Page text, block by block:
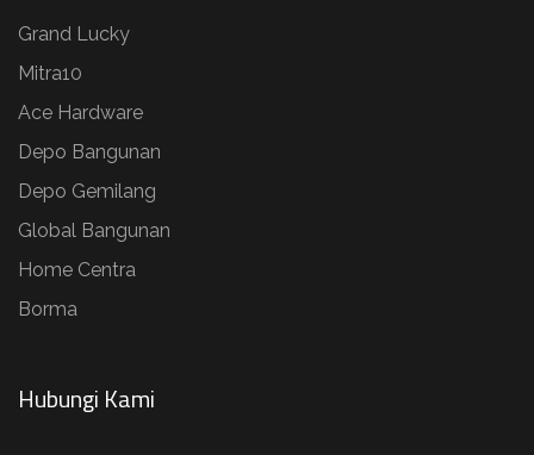
Grand Lucky
Mitra10
Ace Hardware
Depo Bangunan
Depo Gemilang
Global Bangunan
Home Centra
Borma
Hubungi Kami​